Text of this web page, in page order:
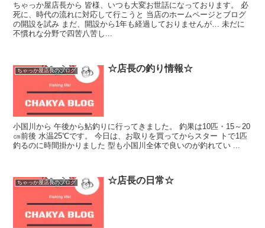
ちゃっか屋店長から 皆様、いつも大変お世話になっております。 必
死に、時代の流れに対応して行こうと 当店のホームページとブログ
の開設を試み まだ、開設から1年も経過しておりませんが… 未だに
不慣れな分野で四苦八苦し...
ちゃっか屋店長のブログ ☆店長の釣り情報☆
小国川から 午後から鮎釣りに行ってきました。 釣果は10匹・15～20
㎝前後 水温25℃です。 今日は、お取りを買ってからスター トで1匹
釣るのに時間掛かりました 型も小国川全体で良いのが釣れてい ...
ちゃっか屋店長のブログ ☆店長の日常☆